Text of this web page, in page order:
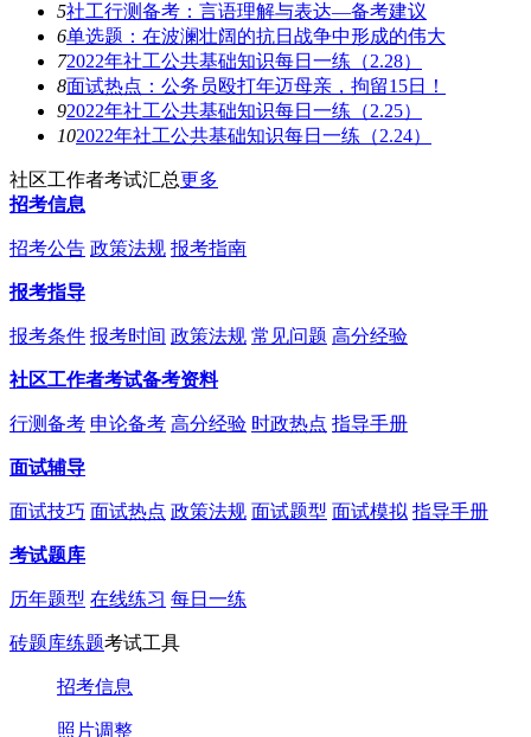
5社工行测备考：言语理解与表达—备考建议
6单选题：在波澜壮阔的抗日战争中形成的伟大
72022年社工公共基础知识每日一练（2.28）
8面试热点：公务员殴打年迈母亲，拘留15日！
92022年社工公共基础知识每日一练（2.25）
102022年社工公共基础知识每日一练（2.24）
社区工作者考试汇总更多
招考信息
招考公告 政策法规 报考指南
报考指导
报考条件 报考时间 政策法规 常见问题 高分经验
社区工作者考试备考资料
行测备考 申论备考 高分经验 时政热点 指导手册
面试辅导
面试技巧 面试热点 政策法规 面试题型 面试模拟 指导手册
考试题库
历年题型 在线练习 每日一练
砖题库练题考试工具
招考信息
照片调整